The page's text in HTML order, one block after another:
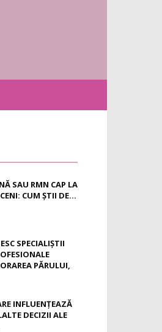
SAU RMN CAP LA
CUM ȘTII DE...
SPECIALIȘTII
PĂRULUI,
INFLUENȚEAZĂ
DECIZII ALE